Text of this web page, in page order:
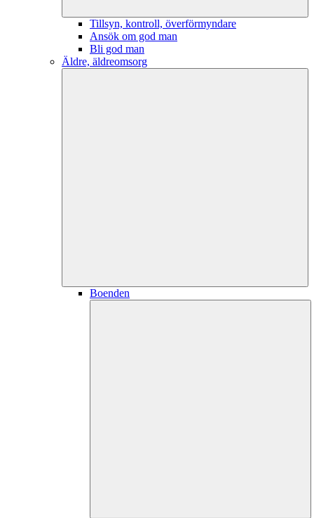
Tillsyn, kontroll, överförmyndare
Ansök om god man
Bli god man
Äldre, äldreomsorg
Boenden